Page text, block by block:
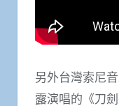
另外台灣索尼
露演唱的《刀